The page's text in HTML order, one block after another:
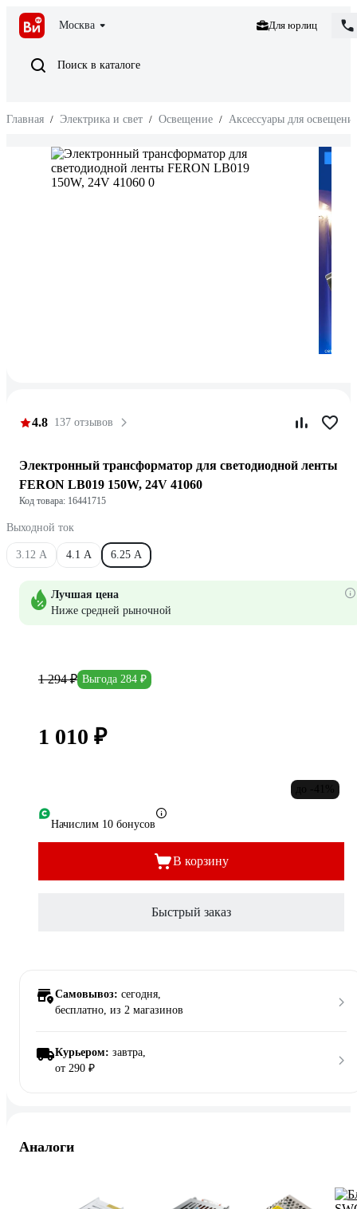
Москва Для юрлиц
Поиск в каталоге
Главная / Электрика и свет / Освещение / Аксессуары для
4.8 137 отзывов
Электронный трансформатор для светодиодной ленты
FERON LB019 150W, 24V 41060
Код товара: 16441715
Выходной ток
3.12 А 4.1 А 6.25 А
Лучшая цена
Ниже средней рыночной
1 294 ₽ Выгода 284 ₽
1 010 ₽
Начислим 10 бонусов
В корзину
Быстрый заказ
Самовывоз: сегодня,
бесплатно, из 2 магазинов
Курьером: завтра,
от 290 ₽
Аналоги